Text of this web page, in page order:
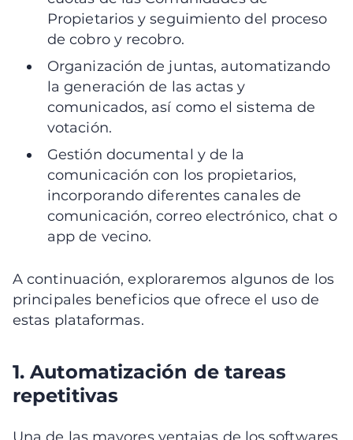
Propietarios y seguimiento del proceso
de cobro y recobro.
Organización de juntas, automatizando
la generación de las actas y
comunicados, así como el sistema de
votación.
Gestión documental y de la
comunicación con los propietarios,
incorporando diferentes canales de
comunicación, correo electrónico, chat o
app de vecino.
A continuación, exploraremos algunos de los
principales beneficios que ofrece el uso de
estas plataformas.
1. Automatización de tareas
repetitivas